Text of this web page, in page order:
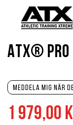
1 979,00
Meddela mig när
ATX® Pro
början
bildgalleriet